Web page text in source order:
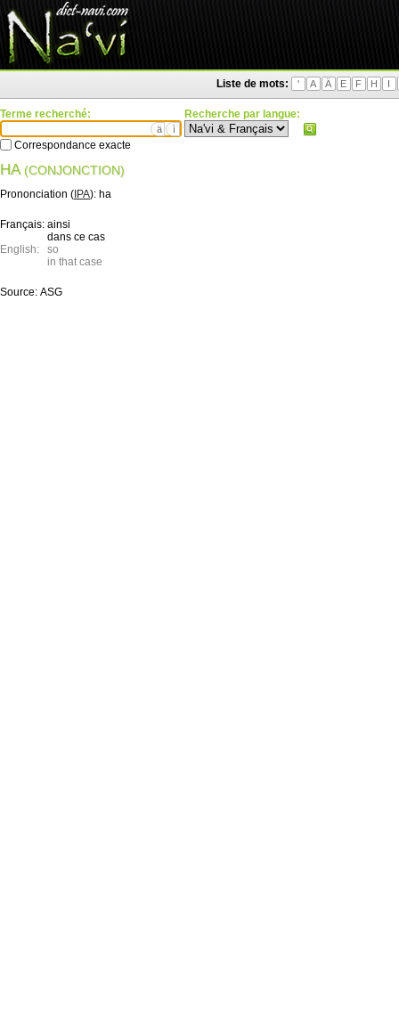
Liste de mots: ' A Ä E F H I
Terme recherché:
ä ì
Correspondance exacte
Recherche par langue:
HA (CONJONCTION)
Prononciation ( IPA): ha
Français: ainsi
dans ce cas
English:
so
in that case
Source: ASG